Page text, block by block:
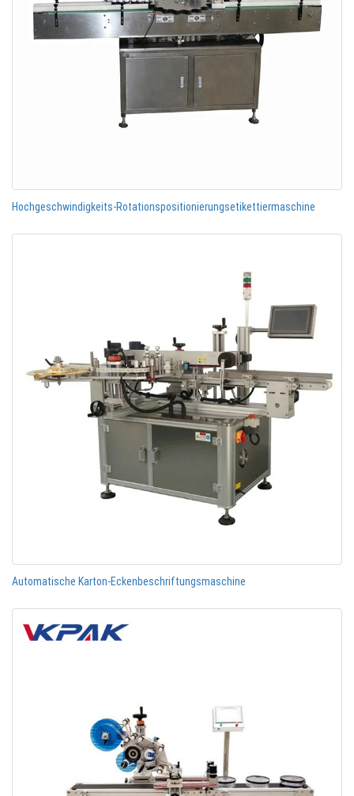
Hochgeschwindigkeits-Rotationspositionierungsetikettiermaschine
Automatische Karton-Eckenbeschriftungsmaschine